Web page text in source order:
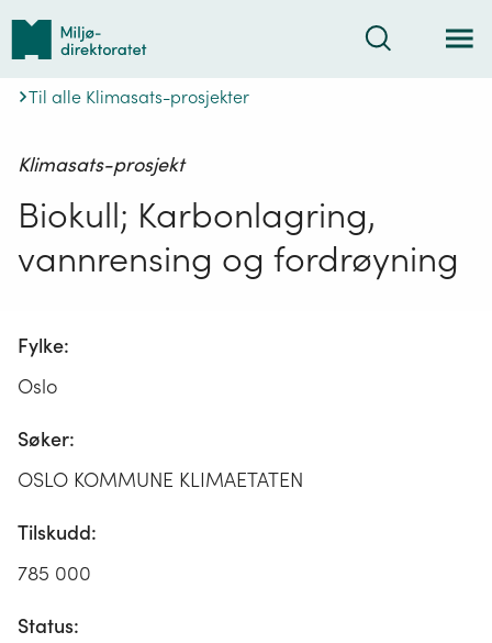
Tilbake
forsiden
Søk
Til alle Klimasats-prosjekter
Klimasats-prosjekt
Biokull; Karbonlagring,
vannrensing og fordrøyning
Fylke:
Oslo
Søker:
OSLO KOMMUNE KLIMAETATEN
Tilskudd:
785 000
Status: